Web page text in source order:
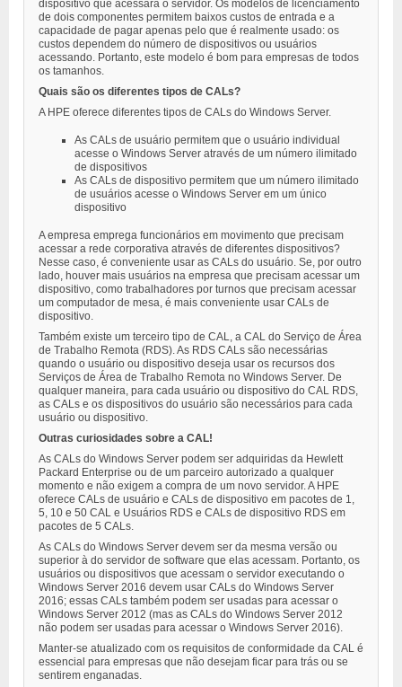
dispositivo que acessará o servidor. Os modelos de licenciamento
de dois componentes permitem baixos custos de entrada e a
capacidade de pagar apenas pelo que é realmente usado: os
custos dependem do número de dispositivos ou usuários
acessando. Portanto, este modelo é bom para empresas de todos
os tamanhos.
Quais são os diferentes tipos de CALs?
A HPE oferece diferentes tipos de CALs do Windows Server.
As CALs de usuário permitem que o usuário individual
acesse o Windows Server através de um número ilimitado
de dispositivos
As CALs de dispositivo permitem que um número ilimitado
de usuários acesse o Windows Server em um único
dispositivo
A empresa emprega funcionários em movimento que precisam
acessar a rede corporativa através de diferentes dispositivos?
Nesse caso, é conveniente usar as CALs do usuário. Se, por outro
lado, houver mais usuários na empresa que precisam acessar um
dispositivo, como trabalhadores por turnos que precisam acessar
um computador de mesa, é mais conveniente usar CALs de
dispositivo.
Também existe um terceiro tipo de CAL, a CAL do Serviço de Área
de Trabalho Remota (RDS). As RDS CALs são necessárias
quando o usuário ou dispositivo deseja usar os recursos dos
Serviços de Área de Trabalho Remota no Windows Server. De
qualquer maneira, para cada usuário ou dispositivo do CAL RDS,
as CALs e os dispositivos do usuário são necessários para cada
usuário ou dispositivo.
Outras curiosidades sobre a CAL!
As CALs do Windows Server podem ser adquiridas da Hewlett
Packard Enterprise ou de um parceiro autorizado a qualquer
momento e não exigem a compra de um novo servidor. A HPE
oferece CALs de usuário e CALs de dispositivo em pacotes de 1,
5, 10 e 50 CAL e Usuários RDS e CALs de dispositivo RDS em
pacotes de 5 CALs.
As CALs do Windows Server devem ser da mesma versão ou
superior à do servidor de software que elas acessam. Portanto, os
usuários ou dispositivos que acessam o servidor executando o
Windows Server 2016 devem usar CALs do Windows Server
2016; essas CALs também podem ser usadas para acessar o
Windows Server 2012 (mas as CALs do Windows Server 2012
não podem ser usadas para acessar o Windows Server 2016).
Manter-se atualizado com os requisitos de conformidade da CAL é
essencial para empresas que não desejam ficar para trás ou se
sentirem enganadas.